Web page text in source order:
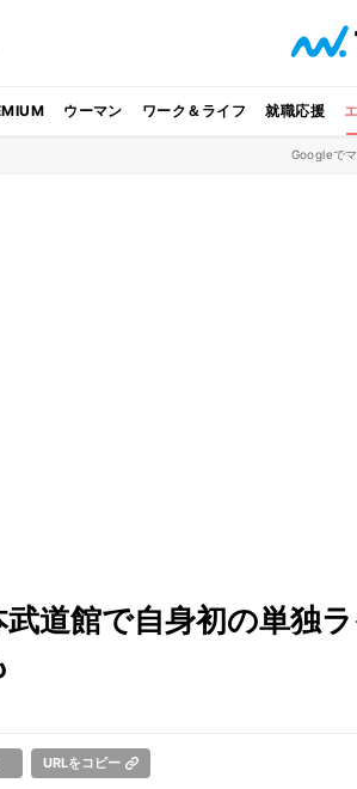
ウーマン ワーク＆ライフ 就職応援
Googleで
武道館で自身初の単独
URLをコピー